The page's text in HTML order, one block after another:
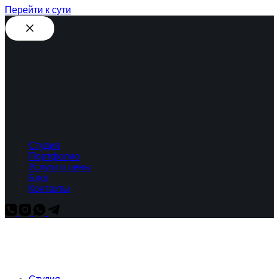
Перейти к сути
Студия
Портфолио
Услуги и цены
Блог
Контакты